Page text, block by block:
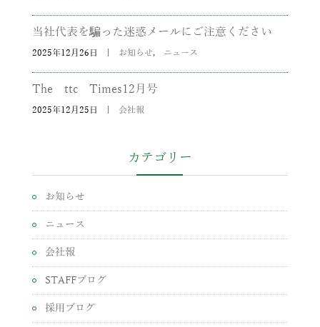
当社代表を騙った迷惑メールにご注意ください
2025年12月26日 お知らせ, ニュース
The ttc Times12月号
2025年12月25日 会社報
カテゴリー
お知らせ
ニュース
会社報
STAFFブログ
採用ブログ